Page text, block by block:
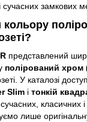
замкових
кольору
представлений
полірований хром
У каталозі
Slim і тонкій
класичних
лише